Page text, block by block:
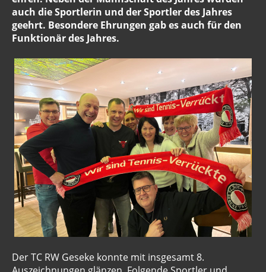
auch die Sportlerin und der Sportler des Jahres
geehrt. Besondere Ehrungen gab es auch für den
Funktionär des Jahres.
Der TC RW Geseke konnte mit insgesamt 8.